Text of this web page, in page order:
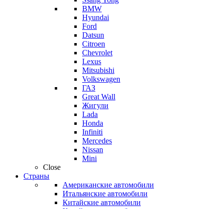
BMW
Hyundai
Ford
Datsun
Citroen
Chevrolet
Lexus
Mitsubishi
Volkswagen
ГАЗ
Great Wall
Жигули
Lada
Honda
Infiniti
Mercedes
Nissan
Mini
Close
Страны
Американские автомобили
Итальянские автомобили
Китайские автомобили